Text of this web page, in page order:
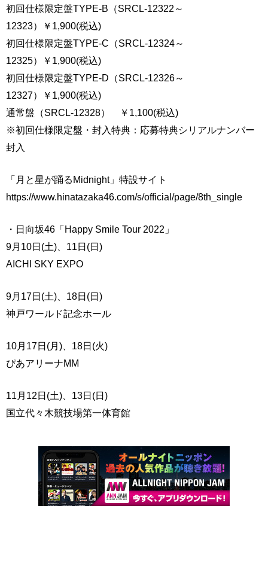
初回仕様限定盤TYPE-B（SRCL-12322～
12323）￥1,900(税込)
初回仕様限定盤TYPE-C（SRCL-12324～
12325）￥1,900(税込)
初回仕様限定盤TYPE-D（SRCL-12326～
12327）￥1,900(税込)
通常盤（SRCL-12328） ￥1,100(税込)
※初回仕様限定盤・封入特典：応募特典シリアルナンバー
封入
「月と星が踊るMidnight」特設サイト
https://www.hinatazaka46.com/s/official/page/8th_single
・日向坂46「Happy Smile Tour 2022」
9月10日(土)、11日(日)
AICHI SKY EXPO
9月17日(土)、18日(日)
神戸ワールド記念ホール
10月17日(月)、18日(火)
ぴあアリーナMM
11月12日(土)、13日(日)
国立代々木競技場第一体育館